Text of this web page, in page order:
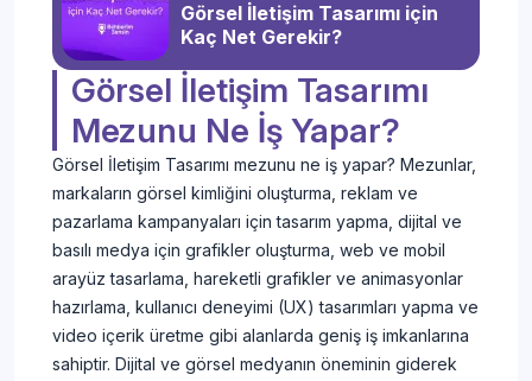
Görsel İletişim Tasarımı için
Kaç Net Gerekir?
Görsel İletişim Tasarımı
Mezunu Ne İş Yapar?
Görsel İletişim Tasarımı mezunu ne iş yapar? Mezunlar,
markaların görsel kimliğini oluşturma, reklam ve
pazarlama kampanyaları için tasarım yapma, dijital ve
basılı medya için grafikler oluşturma, web ve mobil
arayüz tasarlama, hareketli grafikler ve animasyonlar
hazırlama, kullanıcı deneyimi (UX) tasarımları yapma ve
video içerik üretme gibi alanlarda geniş iş imkanlarına
sahiptir. Dijital ve görsel medyanın öneminin giderek